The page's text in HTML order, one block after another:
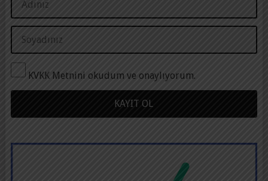
KVKK Metnini okudum ve onaylıyorum.